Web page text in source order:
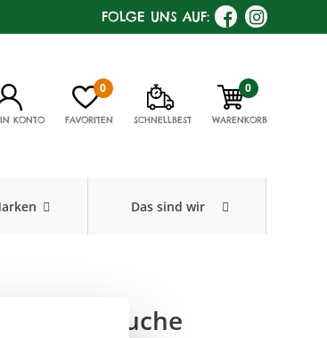
FOLGE UNS AUF:
KONTO
0
FAVORITEN SCHNELLBEST
0
WARENKORB
Das sind wir
Brush, Buche